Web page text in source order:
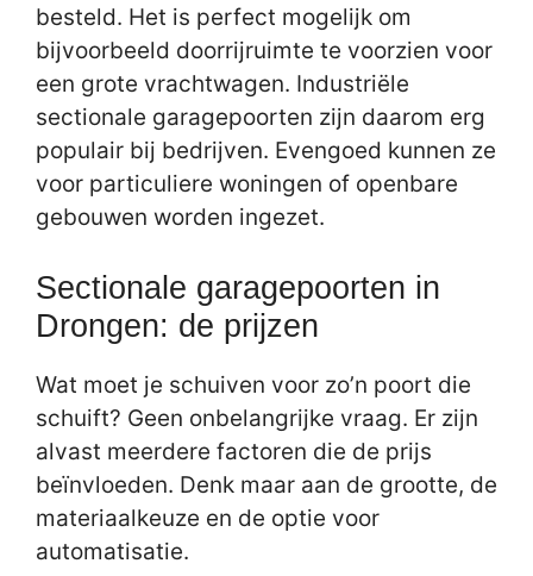
besteld. Het is perfect mogelijk om
bijvoorbeeld doorrijruimte te voorzien voor
een grote vrachtwagen. Industriële
sectionale garagepoorten zijn daarom erg
populair bij bedrijven. Evengoed kunnen ze
voor particuliere woningen of openbare
gebouwen worden ingezet.
Sectionale garagepoorten in
Drongen: de prijzen
Wat moet je schuiven voor zo’n poort die
schuift? Geen onbelangrijke vraag. Er zijn
alvast meerdere factoren die de prijs
beïnvloeden. Denk maar aan de grootte, de
materiaalkeuze en de optie voor
automatisatie.